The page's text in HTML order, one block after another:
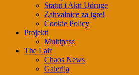
Statut i Akti Udruge
Zahvalnice za igre!
Cookie Policy
Projekti
Multipass
The Lair
Chaos News
Galerija